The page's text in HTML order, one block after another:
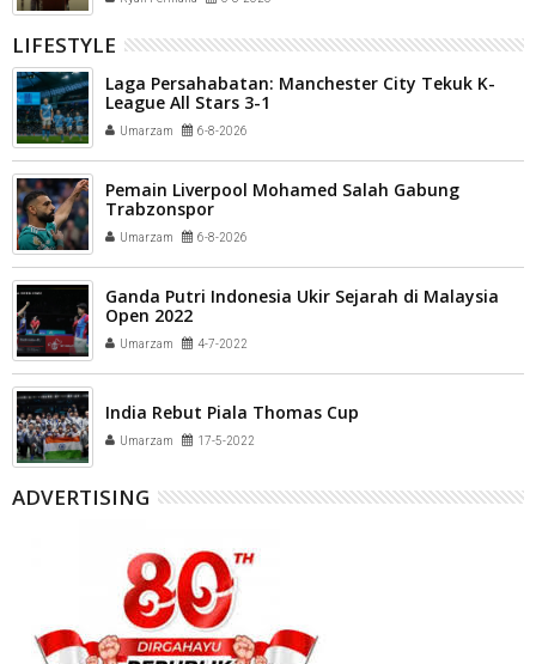
LIFESTYLE
Laga Persahabatan: Manchester City Tekuk K-
League All Stars 3-1
Umarzam 6-8-2026
Pemain Liverpool Mohamed Salah Gabung
Trabzonspor
Umarzam 6-8-2026
Ganda Putri Indonesia Ukir Sejarah di Malaysia
Open 2022
Umarzam 4-7-2022
India Rebut Piala Thomas Cup
Umarzam 17-5-2022
ADVERTISING